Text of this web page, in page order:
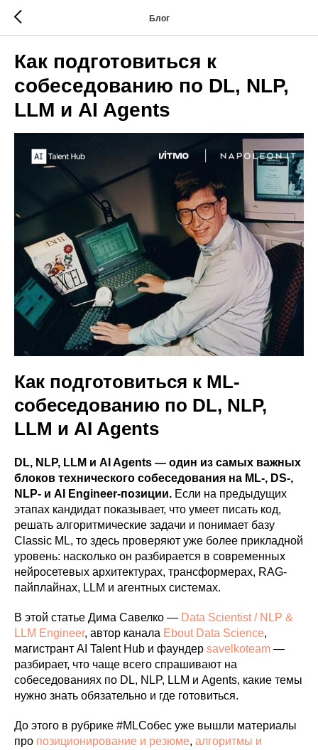
Блог
Как подготовиться к
собеседованию по DL, NLP,
LLM и AI Agents
Как подготовиться к ML-
собеседованию по DL, NLP,
LLM и AI Agents
DL, NLP, LLM и AI Agents — один из самых важных
блоков технического собеседования на ML-, DS-,
NLP- и AI Engineer-позиции. Если на предыдущих
этапах кандидат показывает, что умеет писать код,
решать алгоритмические задачи и понимает базу
Classic ML, то здесь проверяют уже более прикладной
уровень: насколько он разбирается в современных
нейросетевых архитектурах, трансформерах, RAG-
пайплайнах, LLM и агентных системах.
В этой статье Дима Савелко — Data Scientist / NLP &
LLM Engineer, автор канала Ebout Data Science,
магистрант AI Talent Hub и фаундер savelkoteam —
разбирает, что чаще всего спрашивают на
собеседованиях по DL, NLP, LLM и Agents, какие темы
нужно знать обязательно и где готовиться.
До этого в рубрике #MLСобес уже вышли материалы
про позиционирование и резюме, алгоритмы и